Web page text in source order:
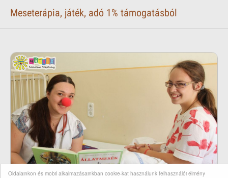
Oldalainkon és mobil alkalmazásainkban cookie-kat használunk felhasználói élmény
Meseterápia, játék, adó 1% támogatásból